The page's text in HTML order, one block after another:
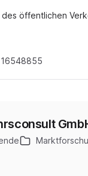
des öffentlichen
16548855